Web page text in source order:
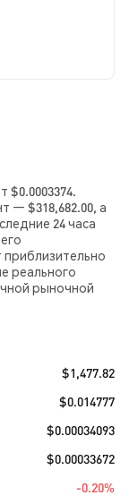
$0.0003374.
— $318,682.00, а
24 часа
реального
рыночной
$1,477.82
$0.014777
$0.00034093
$0.00033672
-0.20%